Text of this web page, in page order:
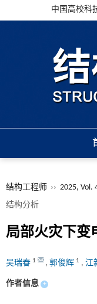
中国高校科
结构工程师 ›› 2025, Vol.
结构分析
局部火灾下变
吴瑞春 1 , 郭俊辉 1 , 江
作者信息 +